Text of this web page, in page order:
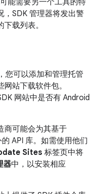
能需要另一个工具的特
，SDK 管理器将发出警
载列表。
您可以添加和管理托管
站下载软件包。
网站中是否有 Android
商可能会为其基于
API 库。如需使用他们
Sites 标签页中将
器中，以安装相应